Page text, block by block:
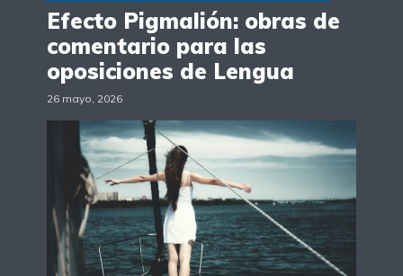
Efecto Pigmalión: obras de
comentario para las
oposiciones de Lengua
26 mayo, 2026